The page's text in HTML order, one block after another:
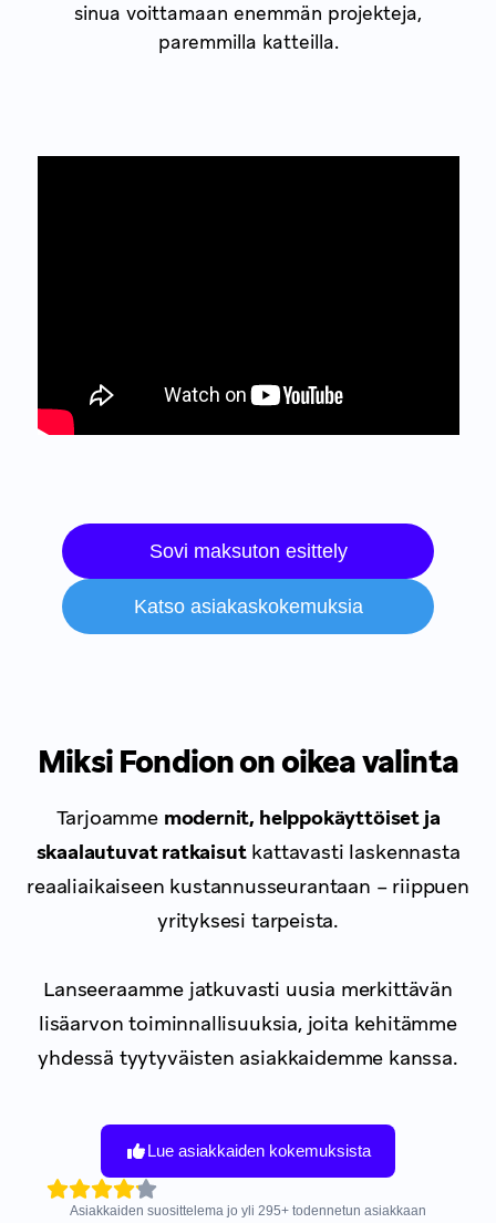
sinua voittamaan enemmän projekteja,
paremmilla katteilla.
Sovi maksuton esittely
Katso asiakaskokemuksia
Miksi Fondion on oikea valinta
Tarjoamme modernit, helppokäyttöiset ja
skaalautuvat ratkaisutkattavasti laskennasta
reaaliaikaiseen kustannusseurantaan – riippuen
yrityksesi tarpeista.
Lanseeraamme jatkuvasti uusia merkittävän
lisäarvon toiminnallisuuksia, joita kehitämme
yhdessä tyytyväisten asiakkaidemme kanssa.
Lue asiakkaiden kokemuksista
Asiakkaiden suosittelema jo yli 295+ todennetun asiakkaan